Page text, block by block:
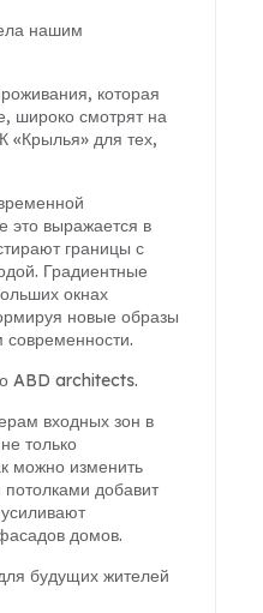
нашим
которая
широко смотрят на
«Крылья» для тех,
это выражается в
границы с
Градиентные
окнах
новые образы
современности.
ABD architects.
входных зон в
только
можно изменить
добавит
домов.
будущих жителей